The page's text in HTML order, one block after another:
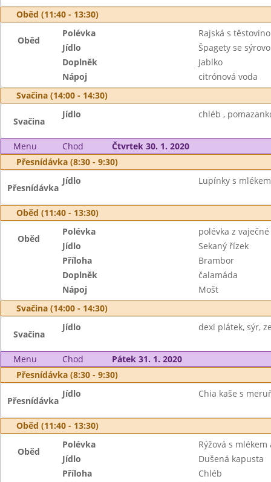
Oběd (11:40 - 13:30)
Oběd
Polévka
Rajská s
Jídlo
Špagety se
Doplněk
Jablko
Nápoj
citrónová voda
Svačina (14:00 - 14:30)
Svačina
Jídlo chléb ,
Menu Chod
Čtvrtek 30. 1. 2020
Přesnídávka (8:30 - 9:30)
Přesnídávka
Jídlo Lupínky s
Oběd (11:40 - 13:30)
Oběd
Polévka
polévka z
Jídlo
Sekaný řízek
Příloha
Brambor
Doplněk
čalamáda
Nápoj
Mošt
Svačina (14:00 - 14:30)
Svačina
Jídlo dexi plátek, sýr,
Menu Chod
Pátek 31. 1. 2020
Přesnídávka (8:30 - 9:30)
Přesnídávka
Jídlo Chia kaše s
Oběd (11:40 - 13:30)
Oběd
Polévka
Rýžová s mlékem
Jídlo
Dušená kapusta
Příloha
Chléb